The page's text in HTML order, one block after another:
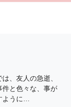
、友人の急逝、
件と色々な、事が
ように…